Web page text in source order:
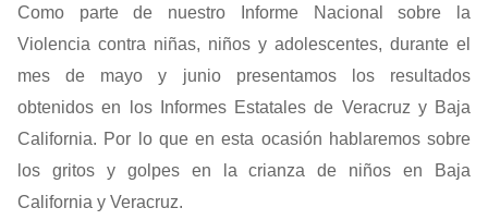
Como parte de nuestro Informe Nacional sobre la
Violencia contra niñas, niños y adolescentes, durante el
mes de mayo y junio presentamos los resultados
obtenidos en los Informes Estatales de Veracruz y Baja
California. Por lo que en esta ocasión hablaremos sobre
los gritos y golpes en la crianza de niños en Baja
California y Veracruz.